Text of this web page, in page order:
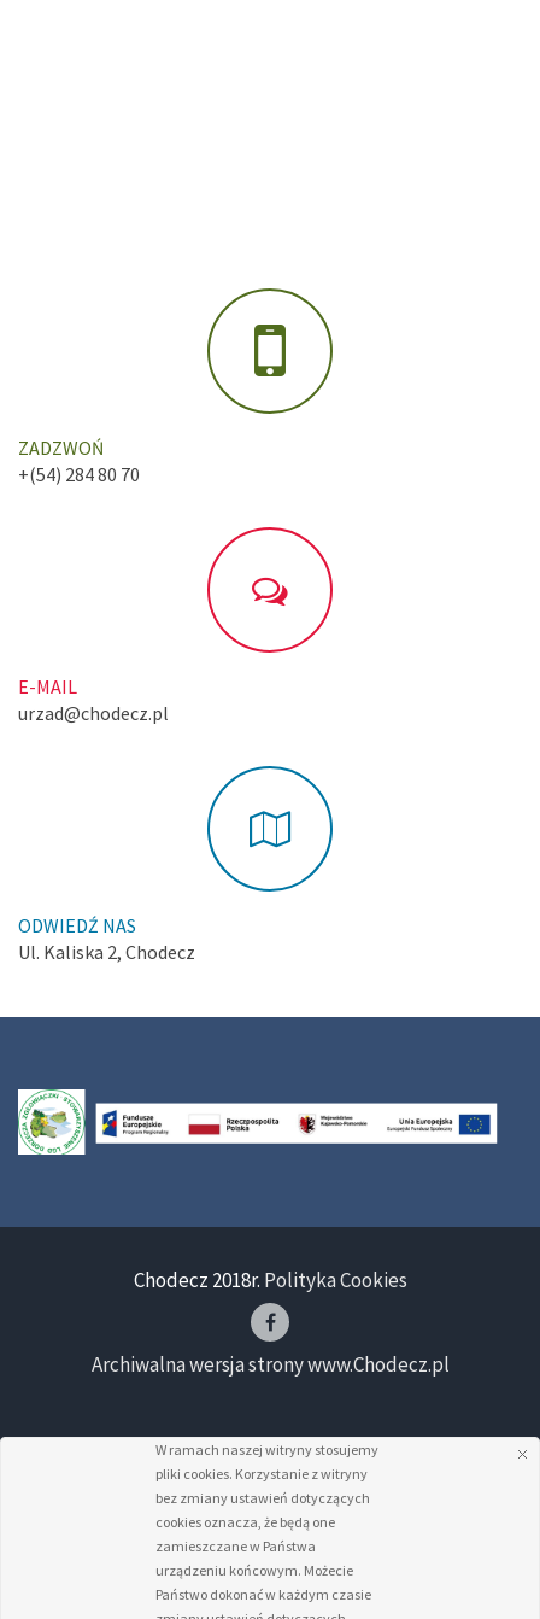
ZADZWOŃ
+(54) 284 80 70
E-MAIL
urzad@chodecz.pl
ODWIEDŹ NAS
Ul. Kaliska 2, Chodecz
Chodecz 2018r. Polityka Cookies
Archiwalna wersja strony www.Chodecz.pl
W ramach naszej witryny stosujemy
pliki cookies. Korzystanie z witryny
bez zmiany ustawień dotyczących
cookies oznacza, że będą one
zamieszczane w Państwa
urządzeniu końcowym. Możecie
Państwo dokonać w każdym czasie